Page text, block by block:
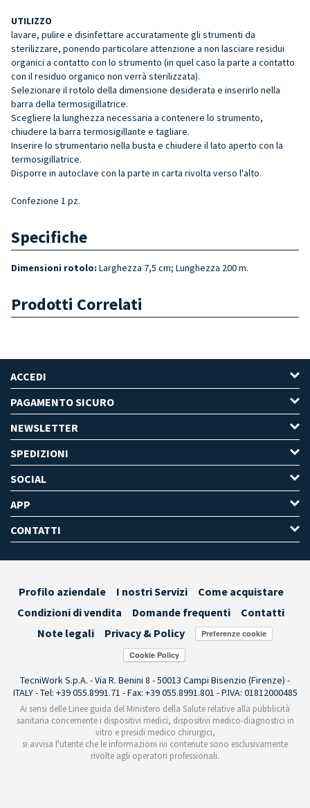
UTILIZZO
lavare, pulire e disinfettare accuratamente gli strumenti da
sterilizzare, ponendo particolare attenzione a non lasciare residui
organici a contatto con lo strumento (in quel caso la parte a contatto
con il residuo organico non verrà sterilizzata).
Selezionare il rotolo della dimensione desiderata e inserirlo nella
barra della termosigillatrice.
Scegliere la lunghezza necessaria a contenere lo strumento,
chiudere la barra termosigillante e tagliare.
Inserire lo strumentario nella busta e chiudere il lato aperto con la
termosigillatrice.
Disporre in autoclave con la parte in carta rivolta verso l'alto.
Confezione 1 pz.
Specifiche
Dimensioni rotolo: Larghezza 7,5 cm; Lunghezza 200 m.
Prodotti Correlati
ACCEDI
PAGAMENTO SICURO
NEWSLETTER
SPEDIZIONI
SOCIAL
APP
CONTATTI
Profilo aziendale I nostri Servizi
Come acquistare
Condizioni di vendita
Domande frequenti
Contatti
Note legali
Privacy & Policy Preferenze cookie
TecniWork S.p.A. - Via R. Benini 8 - 50013 Campi Bisenzio (Firenze) -
ITALY - Tel: +39 055.8991.71 - Fax: +39 055.8991.801 - P.IVA: 01812000485
Ai sensi delle Linee guida del Ministero della Salute relative alla pubblicità
sanitaria concernente i dispositivi medici, dispositivi medico-diagnostici in
vitro e presidi medico chirurgici,
si avvisa l'utente che le informazioni ivi contenute sono esclusivamente
rivolte agli operatori professionali.